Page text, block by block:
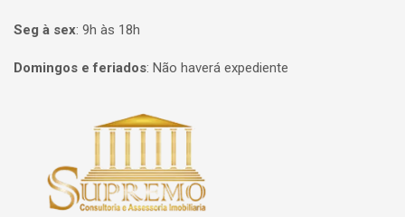
Seg à sex: 9h às 18h
Domingos e feriados: Não haverá expediente
Página inicial